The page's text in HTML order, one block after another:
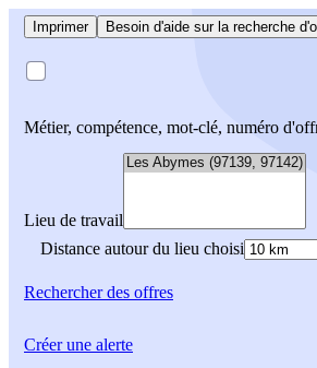
Imprimer Besoin d'aide sur la recherche
Métier, compétence, mot-clé, numéro
Lieu de travail
Distance autour du lieu choisi
Rechercherdes offres
Créer une alerte